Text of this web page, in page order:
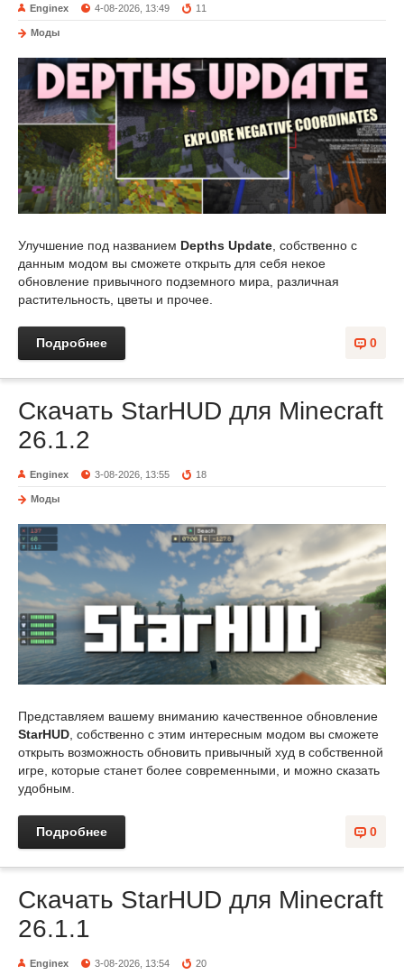
Enginex 4-08-2026, 13:49 11
Моды
Улучшение под названием Depths Update, собственно с
данным модом вы сможете открыть для себя некое
обновление привычного подземного мира, различная
растительность, цветы и прочее.
0
Подробнее
Скачать StarHUD для Minecraft
26.1.2
Enginex 3-08-2026, 13:55 18
Моды
Представляем вашему вниманию качественное обновление
StarHUD , собственно с этим интересным модом вы сможете
открыть возможность обновить привычный худ в собственной
игре, которые станет более современными, и можно сказать
удобным.
0
Подробнее
Скачать StarHUD для Minecraft
26.1.1
Enginex 3-08-2026, 13:54 20